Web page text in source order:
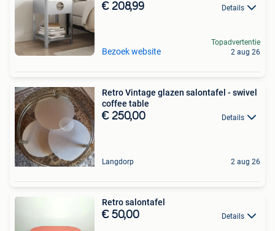
€ 208,99 Details
Bezoek website
Topadvertentie
2 aug 26
Retro Vintage glazen salontafel - swivel
coffee table
€ 250,00 Details
Langdorp 2 aug 26
Retro salontafel
€ 50,00 Details